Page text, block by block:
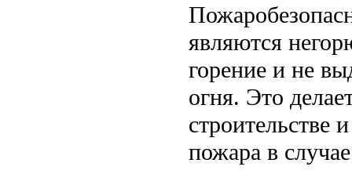
являются
горение и не
огня. Это
строительстве
пожара в